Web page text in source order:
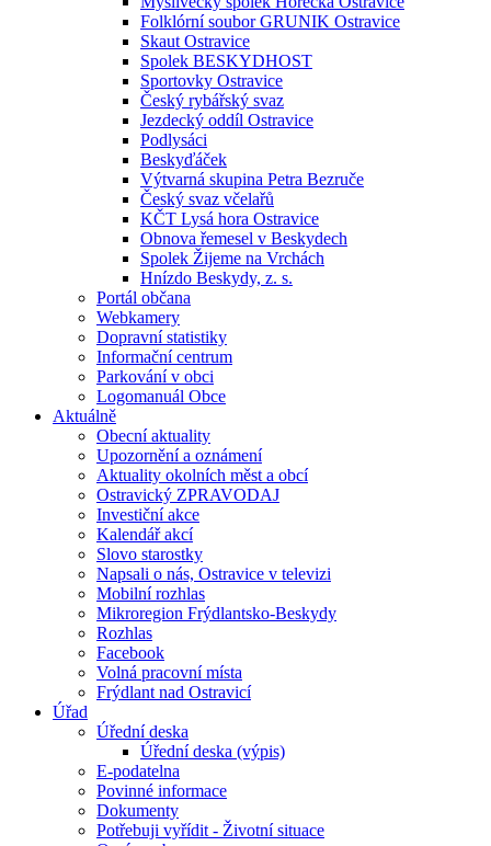
Folklórní soubor GRUNIK Ostravice
Skaut Ostravice
Spolek BESKYDHOST
Sportovky Ostravice
Český rybářský svaz
Jezdecký oddíl Ostravice
Podlysáci
Beskyďáček
Výtvarná skupina Petra Bezruče
Český svaz včelařů
KČT Lysá hora Ostravice
Obnova řemesel v Beskydech
Spolek Žijeme na Vrchách
Hnízdo Beskydy, z. s.
Portál občana
Webkamery
Dopravní statistiky
Informační centrum
Parkování v obci
Logomanuál Obce
Aktuálně
Obecní aktuality
Upozornění a oznámení
Aktuality okolních měst a obcí
Ostravický ZPRAVODAJ
Investiční akce
Kalendář akcí
Slovo starostky
Napsali o nás, Ostravice v televizi
Mobilní rozhlas
Mikroregion Frýdlantsko-Beskydy
Rozhlas
Facebook
Volná pracovní místa
Frýdlant nad Ostravicí
Úřad
Úřední deska
Úřední deska (výpis)
E-podatelna
Povinné informace
Dokumenty
Potřebuji vyřídit - Životní situace